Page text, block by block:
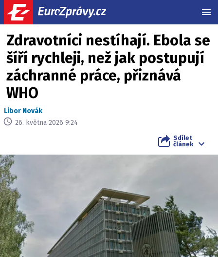
Zdravotníci nestíhají. Ebola se
šíří rychleji, než jak postupují
záchranné práce, přiznává
WHO
Libor Novák
26. května 2026 9:24
Sdílet
článek